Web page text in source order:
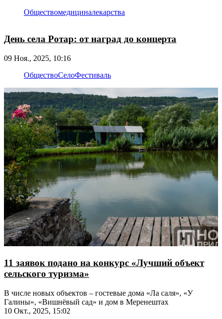
Обществомедициналекарства
День села Ротар: от наград до концерта
09 Ноя., 2025, 10:16
ОбществоСелоФестиваль
11 заявок подано на конкурс «Лучший объект
сельского туризма»
В числе новых объектов – гостевые дома «Ла саля», «У
Галины», «Вишнёвый сад» и дом в Меренештах
10 Окт., 2025, 15:02